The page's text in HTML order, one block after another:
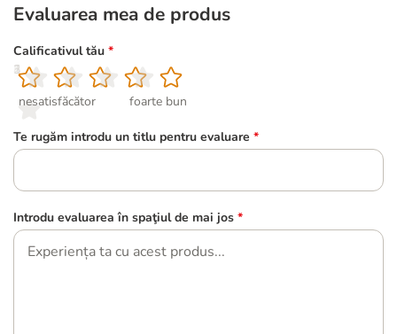
Evaluarea mea de produs
Calificativul tău *
1
nesatisfăcător
2
3
4
5
foarte bun
Te rugăm introdu un titlu pentru evaluare *
Introdu evaluarea în spaţiul de mai jos *